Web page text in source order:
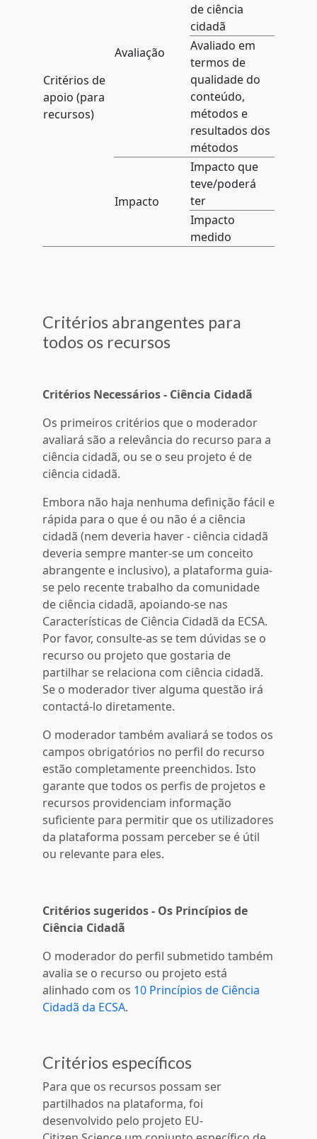
Critérios de
apoio (para
recursos)
Avaliação
de ciência
cidadã
Avaliado em
termos de
qualidade do
conteúdo,
métodos e
resultados dos
métodos
Impacto
Impacto que
teve/poderá
ter
Impacto
medido
Critérios abrangentes para
todos os recursos
Critérios Necessários - Ciência Cidadã
Os primeiros critérios que o moderador
avaliará são a relevância do recurso para a
ciência cidadã, ou se o seu projeto é de
ciência cidadã.
Embora não haja nenhuma definição fácil e
rápida para o que é ou não é a ciência
cidadã (nem deveria haver - ciência cidadã
deveria sempre manter-se um conceito
abrangente e inclusivo), a plataforma guia-
se pelo recente trabalho da comunidade
de ciência cidadã, apoiando-se nas
Características de Ciência Cidadã da ECSA.
Por favor, consulte-as se tem dúvidas se o
recurso ou projeto que gostaria de
partilhar se relaciona com ciência cidadã.
Se o moderador tiver alguma questão irá
contactá-lo diretamente.
O moderador também avaliará se todos os
campos obrigatórios no perfil do recurso
estão completamente preenchidos. Isto
garante que todos os perfis de projetos e
recursos providenciam informação
suficiente para permitir que os utilizadores
da plataforma possam perceber se é útil
ou relevante para eles.
Critérios sugeridos - Os Princípios de
Ciência Cidadã
O moderador do perfil submetido também
avalia se o recurso ou projeto está
alinhado com os 10 Princípios de Ciência
Cidadã da ECSA.
Critérios específicos
Para que os recursos possam ser
partilhados na plataforma, foi
desenvolvido pelo projeto EU-